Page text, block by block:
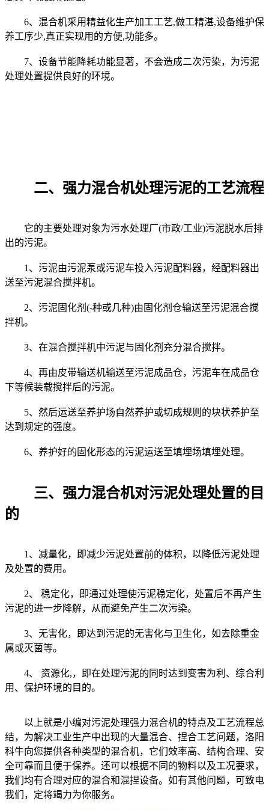
6、混合机采用精益化生产加工工艺,做工精湛,设备维护保
养工序少,真正实现用的方便,功能多。
7、设备节能降耗功能显著，不会造成二次污染，为污泥
处理处置提供良好的环境。
二、强力混合机处理污泥的工艺流程
它的主要处理对象为污水处理厂(市政/工业)污泥脱水后排
出的污泥。
1、污泥由污泥泵或污泥车投入污泥配料器，经配料器出
送至污泥混合搅拌机。
2、污泥固化剂(-种或几种)由固化剂仓输送至污泥混合搅
拌机。
3、在混合搅拌机中污泥与固化剂充分混合搅拌。
4、再由皮带输送机输送至污泥成品仓，污泥车在成品仓
下等候装载搅拌后的污泥。
5、然后运送至养护场自然养护或切成规则的块状养护至
达到规定的强度。
6、养护好的固化形态的污泥运送至填埋场填埋处理。
三、强力混合机对污泥处理处置的目
的
1、减量化，即减少污泥处置前的体积，以降低污泥处理
及处置的费用。
2、 稳定化，即通过处理使污泥稳定化，处置后不再产生
污泥的进一步降解，从而避免产生二次污染。
3、无害化，即达到污泥的无害化与卫生化，如去除重金
属或灭菌等。
4、 资源化,，即在处理污泥的同时达到变害为利、综合利
用、保护环境的目的。
以上就是小编对污泥处理强力混合机的特点及工艺流程总
结，为解决工业生产中出现的大量混合、捏合工艺问题，洛阳
科牛向您提供各种类型的混合机，它们效率高、结构合理、安
全可靠而且便于保养。还可以根据不同的物料以及工况要求，
我们均有合理对应的混合和混捏设备。如有其他问题，可致电
我们，定将竭力为你服务。